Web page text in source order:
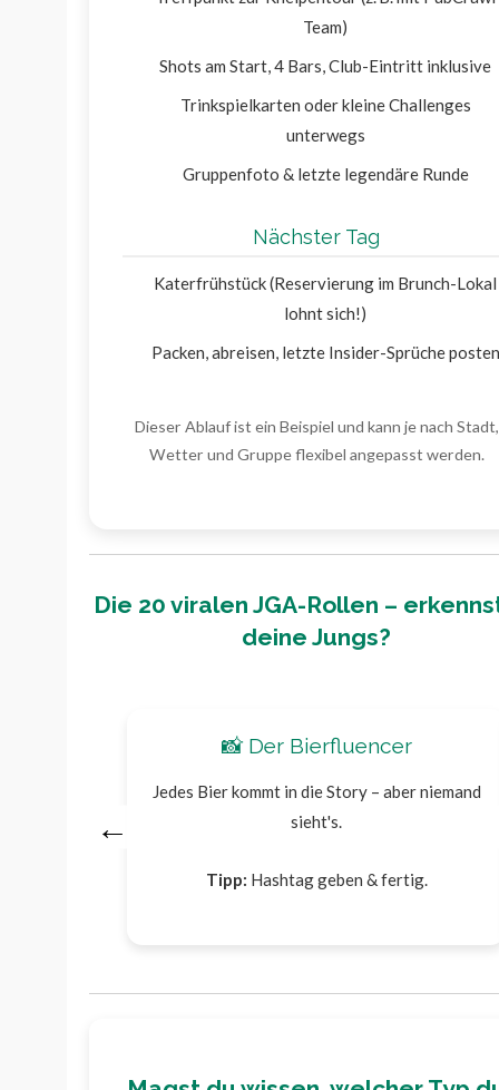
Team)
Shots am Start, 4 Bars, Club-Eintritt inklusive
Trinkspielkarten oder kleine Challenges
unterwegs
Gruppenfoto & letzte legendäre Runde
Nächster Tag
Katerfrühstück (Reservierung im Brunch-Lokal
lohnt sich!)
Packen, abreisen, letzte Insider-Sprüche posten
Dieser Ablauf ist ein Beispiel und kann je nach Stadt,
Wetter und Gruppe flexibel angepasst werden.
Die 20 viralen JGA-Rollen –
deine Jungs?
←
📸 Der Bierfluencer
Jedes Bier kommt in die Story – aber niemand
sieht's.
Tipp: Hashtag geben & fertig.